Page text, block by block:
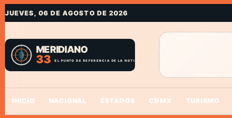
JUEVES, 06 DE AGOSTO DE 2026
INICIO NACIONAL ESTADOS CDMX TURISMO